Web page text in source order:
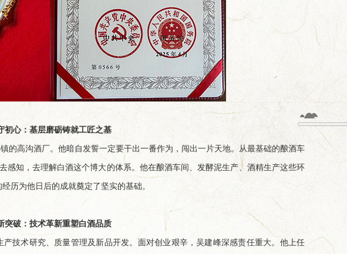
初心：基层磨砺铸就工匠之基
的高沟酒厂。他暗自发誓一定要干出一番作为，闯出一片天地。从最基础的酿酒车
感知，去理解白酒这个博大的体系。他在酿酒车间、发酵泥生产、酒精生产这些环
历为他日后的成就奠定了坚实的基础。
突破：技术革新重塑白酒品质
技术研究、质量管理及新品开发。面对创业艰辛，吴建峰深感责任重大。他上任